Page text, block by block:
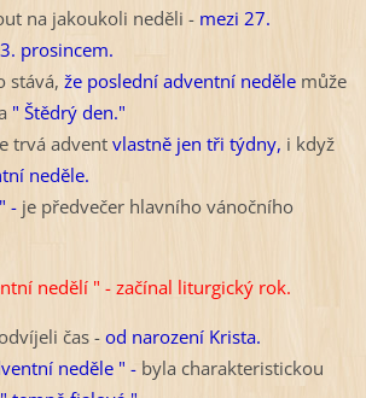
na jakoukoli neděli -mezi 27.
prosincem.
stává, že poslední adventní neděle může
" Štědrý den."
trvá advent vlastně jen tři týdny, i když
neděle.
- je předvečer hlavního vánočního
nedělí " - začínal liturgický rok.
čas - od narození Krista.
neděle " - byla charakteristickou